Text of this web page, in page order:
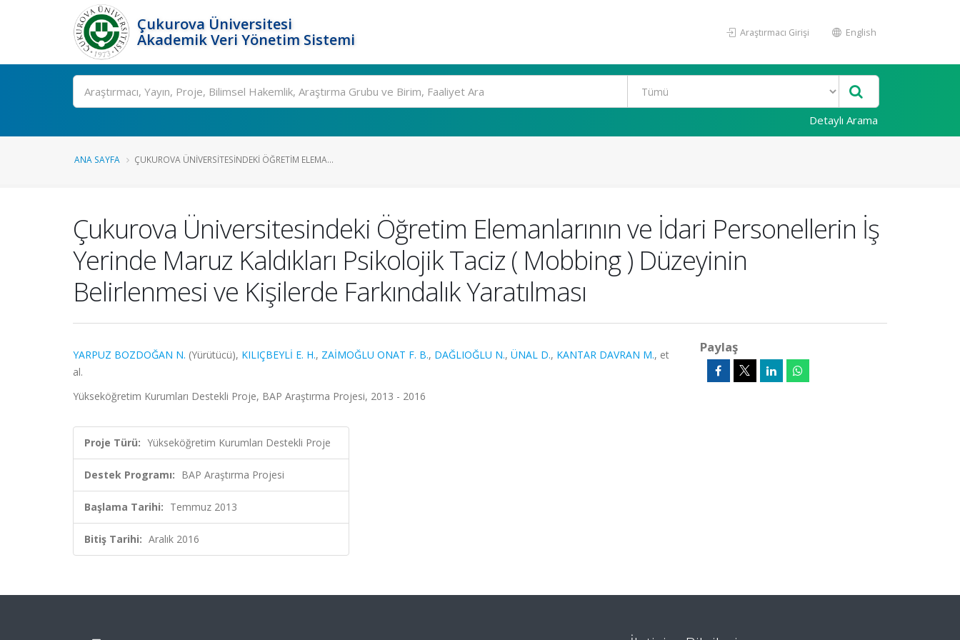
Çukurova Üniversitesi
Akademik Veri Yönetim Sistemi
Araştırmacı Girişi English
Ara
Detaylı Arama
ANA SAYFA ÇUKUROVA ÜNIVERSITESINDEKI ÖĞRETIM ELEMA...
Çukurova Üniversitesindeki Öğretim Elemanlarının ve İdari Personellerin İş
Yerinde Maruz Kaldıkları Psikolojik Taciz ( Mobbing ) Düzeyinin
Belirlenmesi ve Kişilerde Farkındalık Yaratılması
YARPUZ BOZDOĞAN N. (Yürütücü), KILIÇBEYLİ E. H., ZAİMOĞLU ONAT F. B., DAĞLIOĞLU N., ÜNAL D., KANTAR DAVRAN M., et
al.
Yükseköğretim Kurumları Destekli Proje, BAP Araştırma Projesi, 2013 - 2016
Proje Türü: Yükseköğretim Kurumları Destekli Proje
Destek Programı: BAP Araştırma Projesi
Başlama Tarihi: Temmuz 2013
Bitiş Tarihi: Aralık 2016
Paylaş